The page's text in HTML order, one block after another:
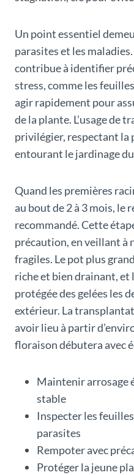
Un point essentiel
parasites et les
contribue à identifier
stress, comme les
agir rapidement pour
de la plante. L’usage de
privilégier, respectant la
entourant le jardinage
Quand les premières
au bout de 2 à 3 mois, le
recommandé. Cette
précaution, en veillant à
fragiles. Le pot plus
riche et bien drainant, et
protégée des gelées les
extérieur. La
avoir lieu à partir
floraison débutera avec
Maintenir arrosage
stable
Inspecter les
parasites
Rempoter avec
Protéger la jeune